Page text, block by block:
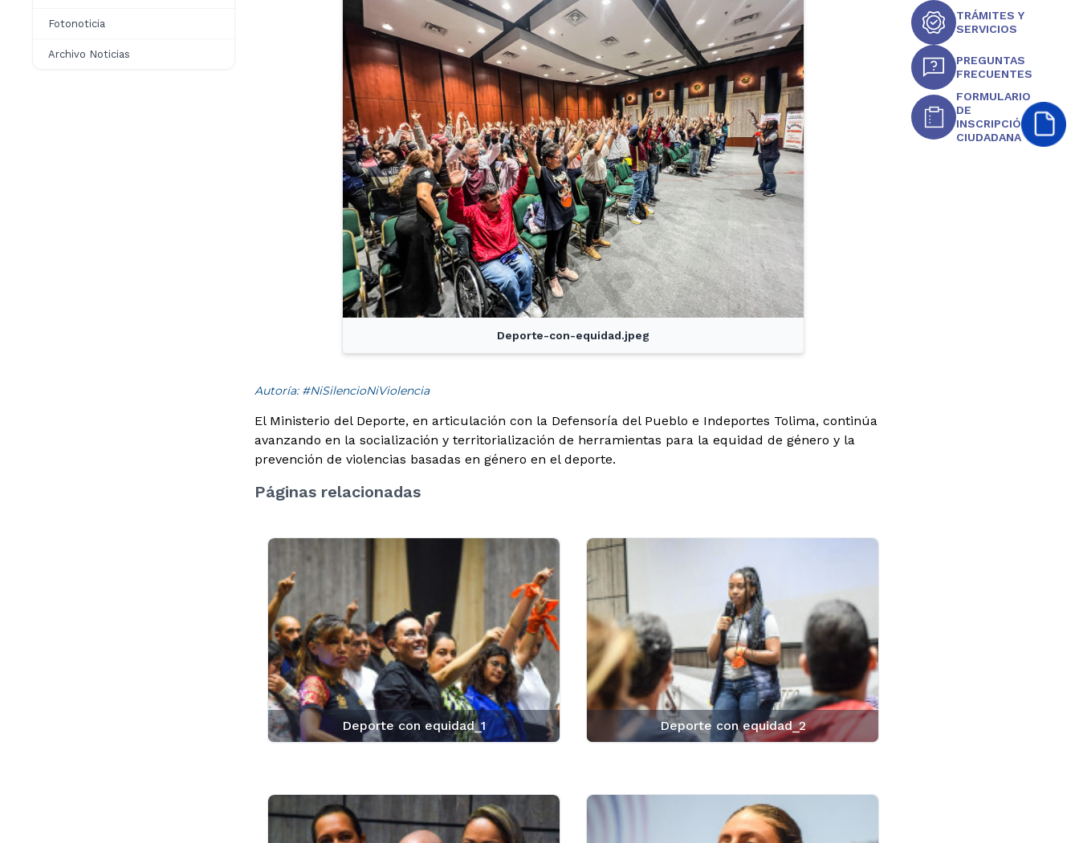
Fotonoticia
Archivo Noticias
Deporte-con-equidad.jpeg
Autoría: #NiSilencioNiViolencia
El Ministerio del Deporte, en articulación con la Defensoría del Pueblo e Indeportes Tolima, continúa
avanzando en la socialización y territorialización de herramientas para la equidad de género y la
prevención de violencias basadas en género en el deporte.
Páginas relacionadas
Deporte con equidad_1 Deporte con equidad_2
TRÁMITES Y
SERVICIOS
PREGUNTAS
FRECUENTES
FORMULARIO
DE
INSCRIPCIÓN
CIUDADANA